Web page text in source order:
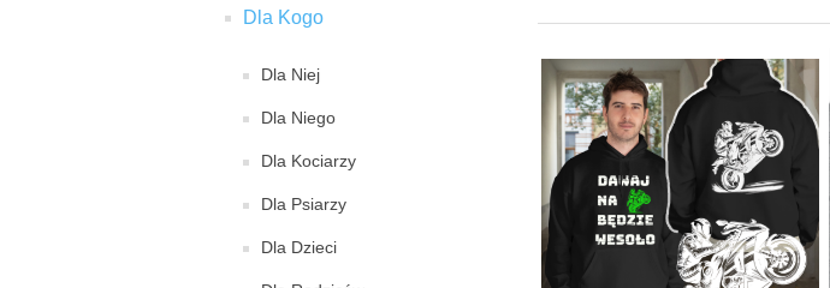
Dla Kogo
Dla Niej
Dla Niego
Dla Kociarzy
Dla Psiarzy
Dla Dzieci